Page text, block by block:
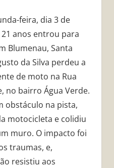
feira, dia 3 de
anos entrou para
Blumenau, Santa
da Silva perdeu a
de moto na Rua
no bairro Água Verde.
obstáculo na pista,
motocicleta e colidiu
muro. O impacto foi
traumas, e,
resistiu aos